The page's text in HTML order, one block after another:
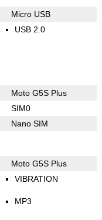
Micro USB
USB 2.0
Moto G5S Plus
SIM0
Nano SIM
Moto G5S Plus
VIBRATION
MP3